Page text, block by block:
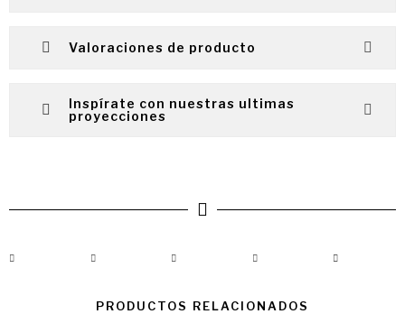
Valoraciones de producto
Inspírate con nuestras ultimas
proyecciones
PRODUCTOS RELACIONADOS